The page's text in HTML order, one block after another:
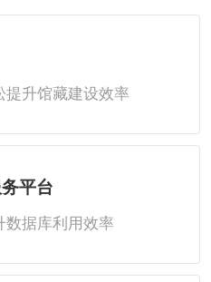
提升馆藏建设效率
平台
据库利用效率